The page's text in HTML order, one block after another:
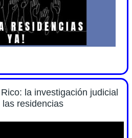
la investigación judicial
las residencias